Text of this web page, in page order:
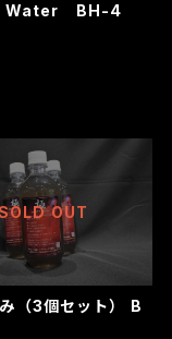
Water BH-4
OUT
（3個セット） B